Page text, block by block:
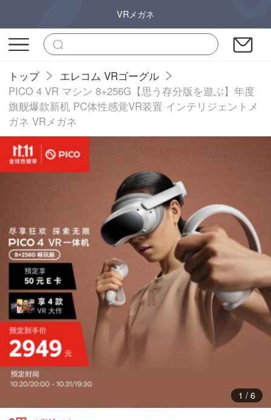
VRメガネ
トップ
エレコム VRゴーグル
PICO 4 VR マシン 8+256G【思う存分版を遊ぶ】年度
旗舰爆款新机 PC体性感覚VR装置 インテリジェントメ
ガネ VRメガネ
1 / 6